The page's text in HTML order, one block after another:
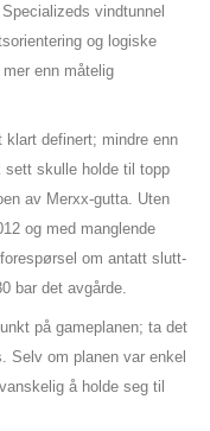
vindtunnel
og logiske
enn måtelig
klart definert; mindre enn
skulle holde til topp
av Merxx-gutta. Uten
og med manglende
om antatt slutt-
bar det avgårde.
på gameplanen; ta det
Selv om planen var enkel
å holde seg til